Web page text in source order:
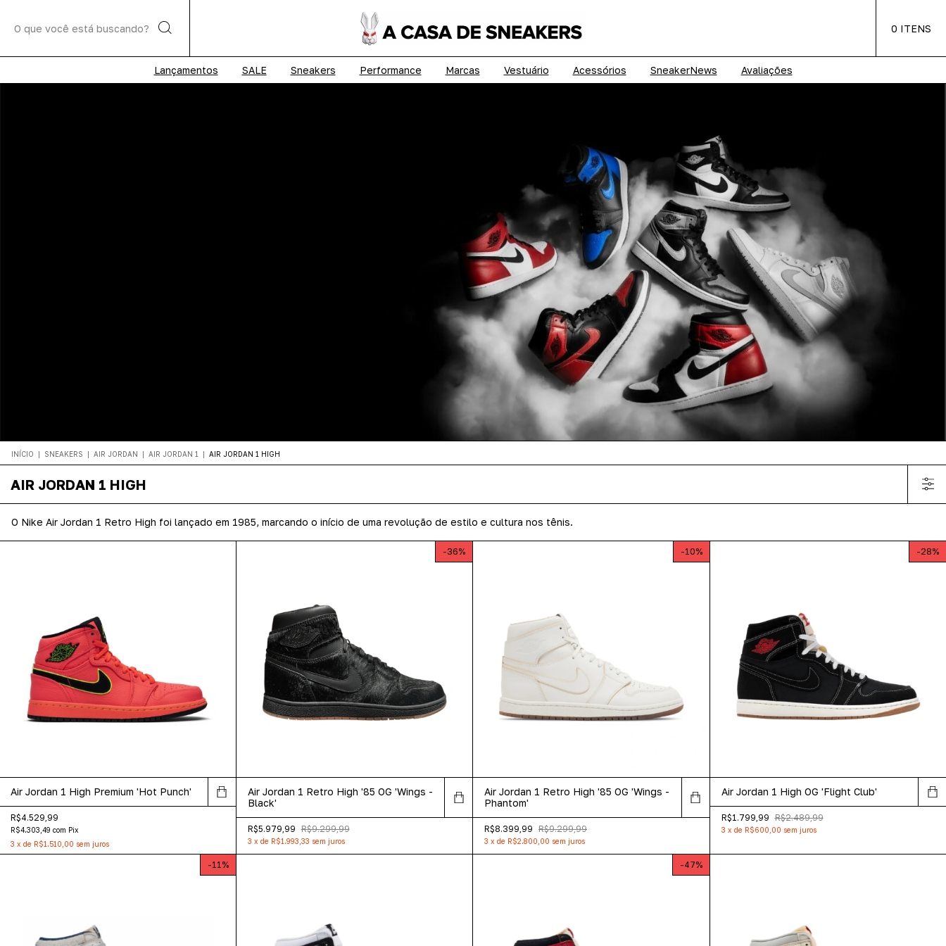
0 ITENS
Lançamentos SALE Sneakers Performance Marcas Vestuário Acessórios SneakerNews Avaliações
INÍCIO | SNEAKERS | AIR JORDAN | AIR JORDAN 1 | AIR JORDAN 1 HIGH
AIR JORDAN 1 HIGH
O Nike Air Jordan 1 Retro High foi lançado em 1985, marcando o início de uma revolução de estilo e cultura nos tênis.
Air Jordan 1 High Premium 'Hot Punch'
R$4.529,99
R$4.303,49 com Pix
3 x de R$1.510,00 sem juros
-36%
Air Jordan 1 Retro High '85 OG 'Wings -
Black'
R$5.979,99 R$9.299,99
3 x de R$1.993,33 sem juros
-10%
Air Jordan 1 Retro High '85 OG 'Wings -
Phantom'
R$8.399,99 R$9.299,99
3 x de R$2.800,00 sem juros
-28%
Air Jordan 1 High OG 'Flight Club'
R$1.799,99 R$2.489,99
3 x de R$600,00 sem juros
-11% -47%